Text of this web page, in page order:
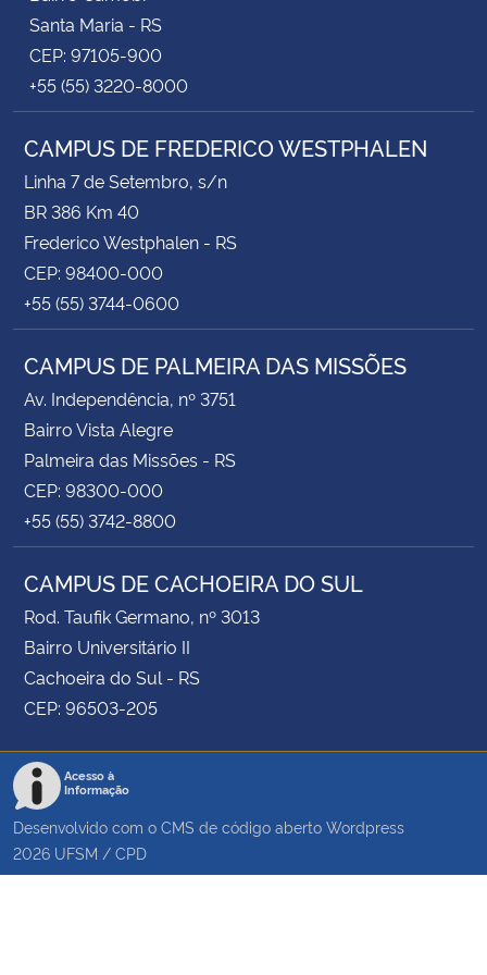
Santa Maria - RS
CEP: 97105-900
+55 (55) 3220-8000
CAMPUS DE FREDERICO WESTPHALEN
Linha 7 de Setembro, s/n
BR 386 Km 40
Frederico Westphalen - RS
CEP: 98400-000
+55 (55) 3744-0600
CAMPUS DE PALMEIRA DAS MISSÕES
Av. Independência, nº 3751
Bairro Vista Alegre
Palmeira das Missões - RS
CEP: 98300-000
+55 (55) 3742-8800
CAMPUS DE CACHOEIRA DO SUL
Rod. Taufik Germano, nº 3013
Bairro Universitário II
Cachoeira do Sul - RS
CEP: 96503-205
Acesso à
Informação
Desenvolvido com o CMS de código aberto Wordpress
2026 UFSM / CPD